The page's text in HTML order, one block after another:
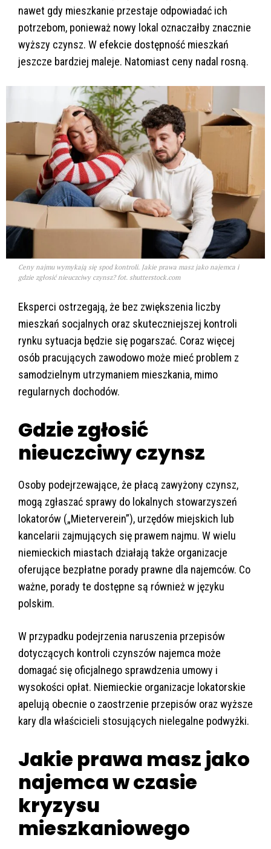
nawet gdy mieszkanie przestaje odpowiadać ich
potrzebom, ponieważ nowy lokal oznaczałby znacznie
wyższy czynsz. W efekcie dostępność mieszkań
jeszcze bardziej maleje. Natomiast ceny nadal rosną.
Ceny najmu wymykają się spod kontroli. Jakie prawa masz jako najemca i
gdzie zgłosić nieuczciwy czynsz? fot. shutterstock.com
Eksperci ostrzegają, że bez zwiększenia liczby
mieszkań socjalnych oraz skuteczniejszej kontroli
rynku sytuacja będzie się pogarszać. Coraz więcej
osób pracujących zawodowo może mieć problem z
samodzielnym utrzymaniem mieszkania, mimo
regularnych dochodów.
Gdzie zgłosić
nieuczciwy czynsz
Osoby podejrzewające, że płacą zawyżony czynsz,
mogą zgłaszać sprawy do lokalnych stowarzyszeń
lokatorów („Mieterverein”), urzędów miejskich lub
kancelarii zajmujących się prawem najmu. W wielu
niemieckich miastach działają także organizacje
oferujące bezpłatne porady prawne dla najemców. Co
ważne, porady te dostępne są również w języku
polskim.
W przypadku podejrzenia naruszenia przepisów
dotyczących kontroli czynszów najemca może
domagać się oficjalnego sprawdzenia umowy i
wysokości opłat. Niemieckie organizacje lokatorskie
apelują obecnie o zaostrzenie przepisów oraz wyższe
kary dla właścicieli stosujących nielegalne podwyżki.
Jakie prawa masz jako
najemca w czasie
kryzysu
mieszkaniowego